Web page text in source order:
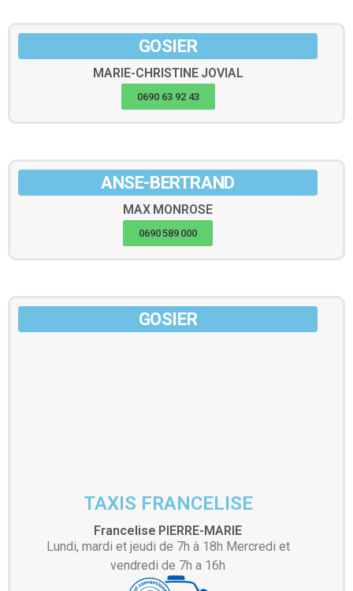
GOSIER
MARIE-CHRISTINE JOVIAL
0690 63 92 43
ANSE-BERTRAND
MAX MONROSE
0690 589 000
GOSIER
TAXIS FRANCELISE
Francelise PIERRE-MARIE
Lundi, mardi et jeudi de 7h à 18h Mercredi et
vendredi de 7h a 16h